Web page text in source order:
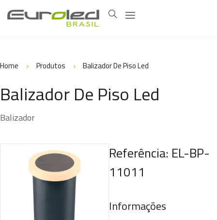
Home Produtos Balizador De Piso Led
Balizador De Piso Led
Balizador
Referência: EL-BP-
11011
Informações